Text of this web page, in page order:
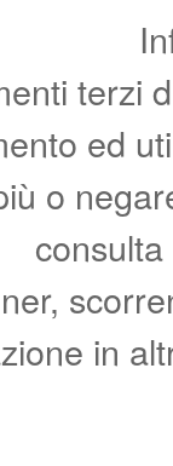
terzi
ed
o
in